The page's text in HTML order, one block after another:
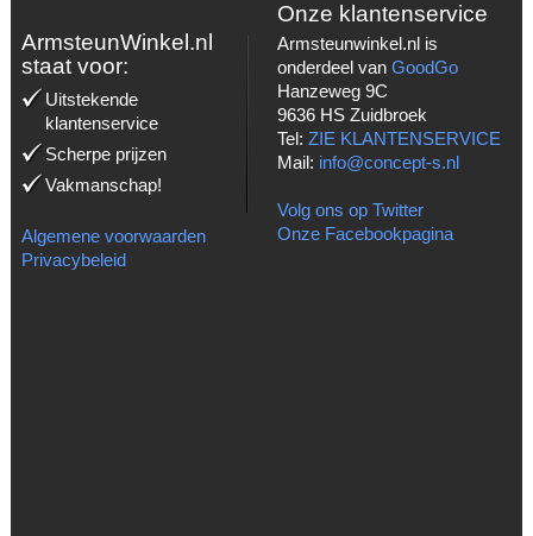
ArmsteunWinkel.nl
staat voor:
Uitstekende
klantenservice
Scherpe prijzen
Vakmanschap!
Algemene voorwaarden
Privacybeleid
Onze klantenservice
Armsteunwinkel.nl is
onderdeel van GoodGo
Hanzeweg 9C
9636 HS Zuidbroek
Tel: ZIE KLANTENSERVICE
Mail: info@concept-s.nl
Volg ons op Twitter
Onze Facebookpagina